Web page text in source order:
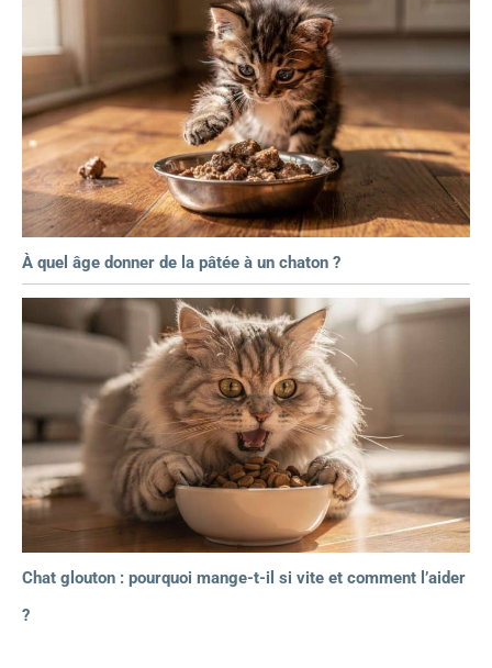
À quel âge donner de la pâtée à un chaton ?
Chat glouton : pourquoi mange-t-il si vite et comment l’aider
?